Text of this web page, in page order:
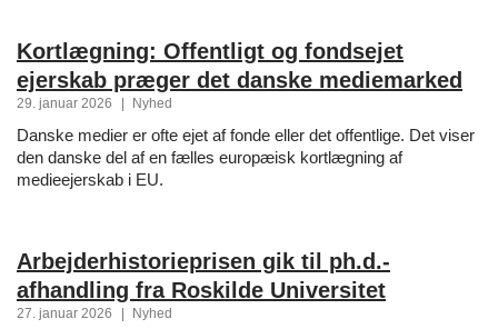
Kortlægning: Offentligt og fondsejet
ejerskab præger det danske mediemarked
29. januar 2026 | Nyhed
Danske medier er ofte ejet af fonde eller det offentlige. Det viser
den danske del af en fælles europæisk kortlægning af
medieejerskab i EU.
Arbejderhistorieprisen gik til ph.d.-
afhandling fra Roskilde Universitet
27. januar 2026 | Nyhed